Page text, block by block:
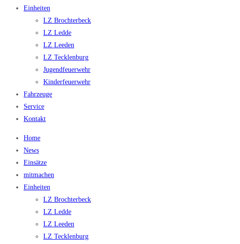
Einheiten
LZ Brochterbeck
LZ Ledde
LZ Leeden
LZ Tecklenburg
Jugendfeuerwehr
Kinderfeuerwehr
Fahrzeuge
Service
Kontakt
Home
News
Einsätze
mitmachen
Einheiten
LZ Brochterbeck
LZ Ledde
LZ Leeden
LZ Tecklenburg